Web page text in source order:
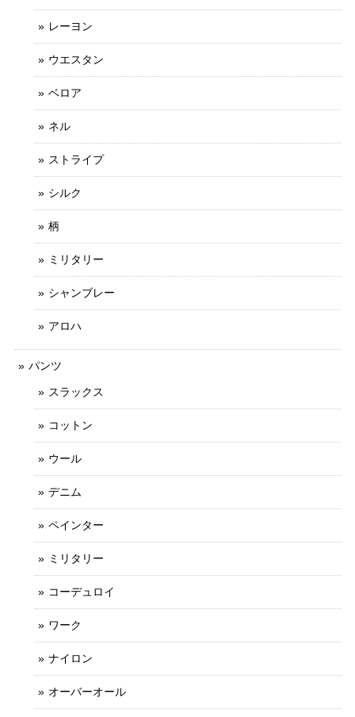
レーヨン
ウエスタン
ベロア
ネル
ストライプ
シルク
柄
ミリタリー
シャンブレー
アロハ
パンツ
スラックス
コットン
ウール
デニム
ペインター
ミリタリー
コーデュロイ
ワーク
ナイロン
オーバーオール